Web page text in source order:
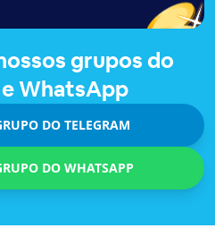
grupos do
WhatsApp
DO TELEGRAM
DO WHATSAPP